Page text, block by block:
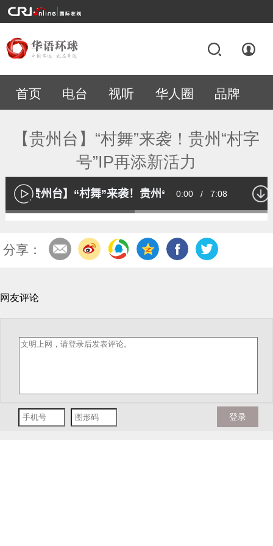
首页 电台 视听 华人圈 品牌
专题
【贵州台】“村舞”来袭！贵州“村字
号”IP再添新活力
播
放
【贵州台】“村舞”来袭！贵州“村字号”IP再添新活力
Current
0:00 / Duration
7:08
Loaded:
分享：
网友评论
登录